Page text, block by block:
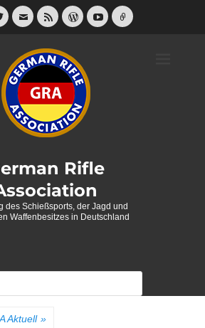
E-
Feed WordPress
YouTube
Link
Rifle
des Schießsports, der Jagd und
Waffenbesitzes in Deutschland
Aktuell »